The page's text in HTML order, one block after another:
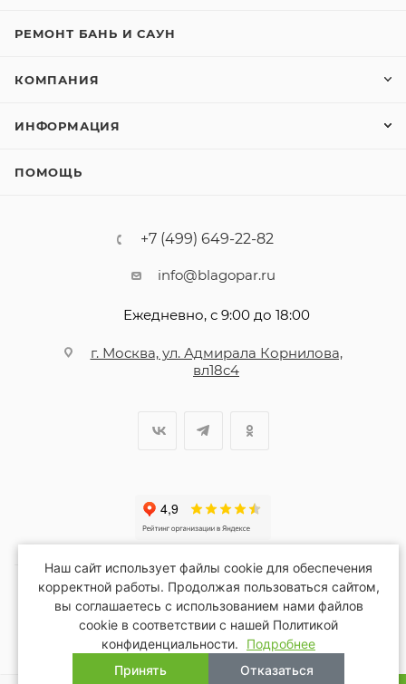
РЕМОНТ БАНЬ И САУН
КОМПАНИЯ
ИНФОРМАЦИЯ
ПОМОЩЬ
+7 (499) 649-22-82
info@blagopar.ru
Ежедневно, с 9:00 до 18:00
г. Москва, ул. Адмирала Корнилова,
вл18с4
2026 © Благопар
Наш сайт использует файлы cookie для обеспечения
корректной работы. Продолжая пользоваться сайтом,
вы соглашаетесь с использованием нами файлов
cookie в соответствии с нашей Политикой
конфиденциальности.
Подробнее
Принять
Отказаться